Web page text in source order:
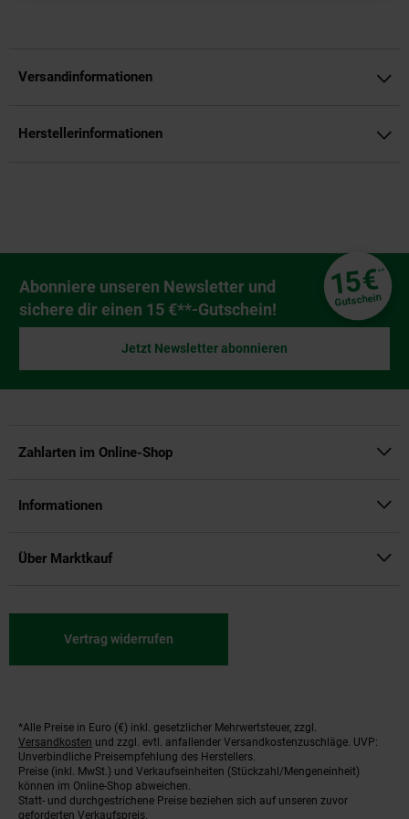
Versandinformationen
Herstellerinformationen
Newsletter Anmeldung
Abonniere unseren Newsletter und
sichere dir einen 15 €**-Gutschein!
15€**
Gutschein
Jetzt Newsletter abonnieren
Zahlarten im Online-Shop
Informationen
Über Marktkauf
Vertrag widerrufen
Fußnoten
*Alle Preise in Euro (€) inkl. gesetzlicher Mehrwertsteuer, zzgl.
Versandkosten und zzgl. evtl. anfallender Versandkostenzuschläge. UVP:
Unverbindliche Preisempfehlung des Herstellers.
Preise (inkl. MwSt.) und Verkaufseinheiten (Stückzahl/Mengeneinheit)
können im Online-Shop abweichen.
Statt- und durchgestrichene Preise beziehen sich auf unseren zuvor
geforderten Verkaufspreis.